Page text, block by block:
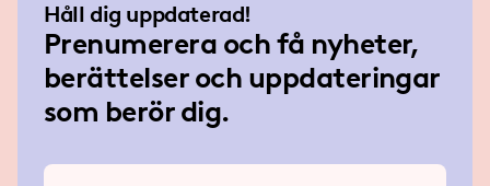
Håll dig uppdaterad!
Prenumerera och få nyheter,
berättelser och uppdateringar
som berör dig.
Ange din e-postadress